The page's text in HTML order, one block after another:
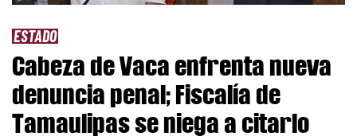
ESTADO
Cabeza de Vaca enfrenta nueva
denuncia penal; Fiscalía de
Tamaulipas se niega a citarlo